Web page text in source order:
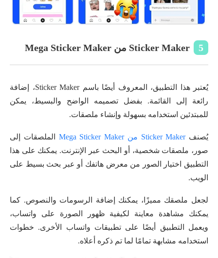
5 Sticker Maker من Mega Sticker Maker
يُعتبر هذا التطبيق، المعروف أيضًا باسم Sticker Maker، إضافة
رائعة إلى القائمة. بفضل تصميمه الواضح والبسيط، يمكن
للمبتدئين استخدامه بسهولة وإنشاء ملصقات.
يُصنفSticker Maker من Mega Sticker Maker
الملصقات إلى
صور، ملصقات شخصية، أو البحث عبر الإنترنت. يمكنك على هذا
التطبيق اختيار الصور من معرض هاتفك أو عبر بحث بسيط على
الويب.
لجعل ملصقك مميزًا، يمكنك إضافة الرسومات والنصوص. كما
يمكنك مشاهدة معاينة لكيفية ظهور الصورة على واتساب،
ويعمل التطبيق أيضًا على تطبيقات واتساب الأخرى. خطوات
استخدامه مشابهة تمامًا لما تم ذكره أعلاه.